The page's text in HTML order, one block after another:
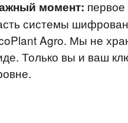
момент:
системы
Agro. Мы не
Только вы и ваш